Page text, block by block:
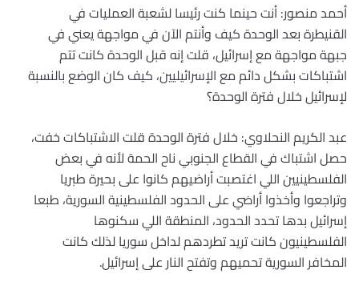
أحمد منصور: أنت حينما كنت رئيسا لشعبة العمليات في
القنيطرة بعد الوحدة كيف وأنتم الآن في مواجهة يعني في
جبهة مواجهة مع إسرائيل، قلت إنه قبل الوحدة كانت تتم
اشتباكات بشكل دائم مع الإسرائيليين، كيف كان الوضع بالنسبة
لإسرائيل خلال فترة الوحدة؟
عبد الكريم النحلاوي: خلال فترة الوحدة قلت الاشتباكات خفت،
حصل اشتباك في القطاع الجنوبي ناح الحمة لأنه في بعض
الفلسطينيين اللي اغتصبت أراضيهم كانوا على بحيرة طبريا
وتراجعوا وأخذوا أراضي على الحدود الفلسطينية السورية، طبعا
إسرائيل بدها تحدد الحدود، المنطقة اللي سكنوها
الفلسطينيون كانت تريد تطردهم لداخل سوريا لذلك كانت
المخافر السورية تحميهم وتفتح النار على إسرائيل.